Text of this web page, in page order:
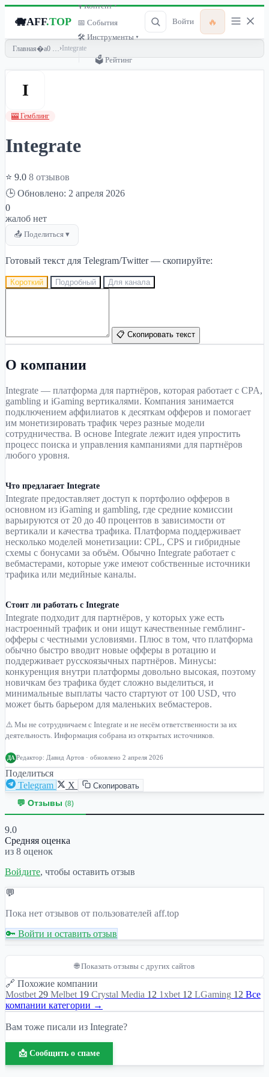
🐗AFF.TOP
🎙 Контент ▾
📅 События
🛠 Инструменты ▾
🗳 Рейтинг
Войти 🔥
Главная › Integrate
I
🎰 Гемблинг
Integrate
⭐ 9.0 8 отзывов
🕒 Обновлено: 2 апреля 2026
0
жалоб нет
📤 Поделиться ▾
Готовый текст для Telegram/Twitter — скопируйте:
Короткий Подробный Для канала
📋 Скопировать текст
О компании
Integrate — платформа для партнёров, которая работает с CPA,
gambling и iGaming вертикалями. Компания занимается
подключением аффилиатов к десяткам офферов и помогает
им монетизировать трафик через разные модели
сотрудничества. В основе Integrate лежит идея упростить
процесс поиска и управления кампаниями для партнёров
любого уровня.
Что предлагает Integrate
Integrate предоставляет доступ к портфолио офферов в
основном из iGaming и gambling, где средние комиссии
варьируются от 20 до 40 процентов в зависимости от
вертикали и качества трафика. Платформа поддерживает
несколько моделей монетизации: CPL, CPS и гибридные
схемы с бонусами за объём. Обычно Integrate работает с
вебмастерами, которые уже имеют собственные источники
трафика или медийные каналы.
Стоит ли работать с Integrate
Integrate подходит для партнёров, у которых уже есть
настроенный трафик и они ищут качественные гемблинг-
офферы с честными условиями. Плюс в том, что платформа
обычно быстро вводит новые офферы в ротацию и
поддерживает русскоязычных партнёров. Минусы:
конкуренция внутри платформы довольно высокая, поэтому
новичкам без трафика будет сложно выделиться, и
минимальные выплаты часто стартуют от 100 USD, что
может быть барьером для маленьких вебмастеров.
⚠️ Мы не сотрудничаем с Integrate и не несём ответственности за их
деятельность. Информация собрана из открытых источников.
ДА Редактор: Давид Артов · обновлено 2 апреля 2026
Поделиться
Telegram
X Скопировать
💬 Отзывы (8)
9.0
Средняя оценка
из 8 оценок
Войдите, чтобы оставить отзыв
💬
Пока нет отзывов от пользователей aff.top
🔑 Войти и оставить отзыв
🌐 Показать отзывы с других сайтов
🔗 Похожие компании
Mostbet 29 Melbet 19 Crystal Media 12 1xbet 12 LGaming 12 Все
компании категории →
Вам тоже писали из Integrate?
📩 Сообщить о спаме